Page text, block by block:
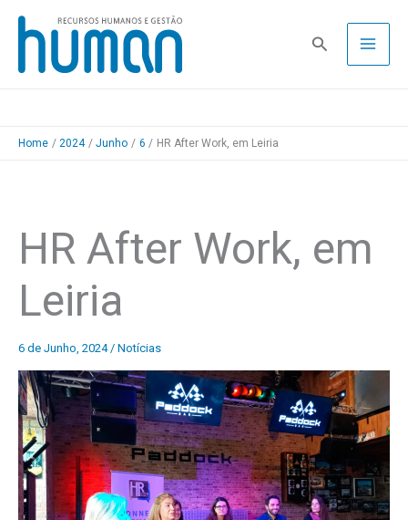
Skip
content
Pesquisa
Home 2024 Junho 6 HR After Work, em Leiria
HR After Work, em
Leiria
6 de Junho, 2024 / Notícias